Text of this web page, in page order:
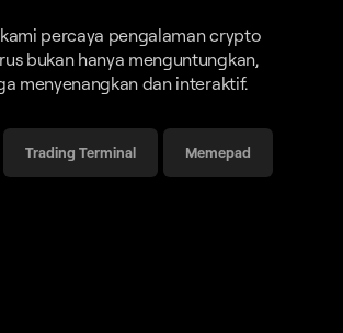
kami percaya pengalaman crypto
bukan hanya menguntungkan,
menyenangkan dan interaktif.
Trading Terminal Memepad